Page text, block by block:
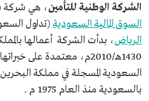
الشركة الوطنية للتأمين، هي شركة
السوق المالية السعودية (تداول
الرياض، بدأت الشركة أعمالها
1430هـ/2010م، معتمدة على
السعودية المسجلة في مملكة
بالسعودية منذ العام 1975 م .